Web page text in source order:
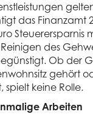
das Finanzamt
Steuerersparnis
des
Ob der
gehört
spielt keine Rolle.
Arbeiten